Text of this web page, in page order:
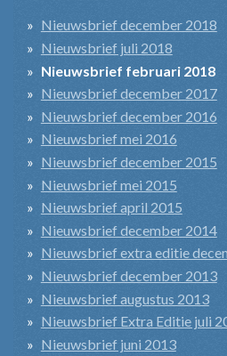
Nieuwsbrief december 2018
Nieuwsbrief juli 2018
Nieuwsbrief februari 2018
Nieuwsbrief december 2017
Nieuwsbrief december 2016
Nieuwsbrief mei 2016
Nieuwsbrief december 2015
Nieuwsbrief mei 2015
Nieuwsbrief april 2015
Nieuwsbrief december 2014
Nieuwsbrief extra editie
Nieuwsbrief december 2013
Nieuwsbrief augustus 2013
Nieuwsbrief Extra Editie juli
Nieuwsbrief juni 2013